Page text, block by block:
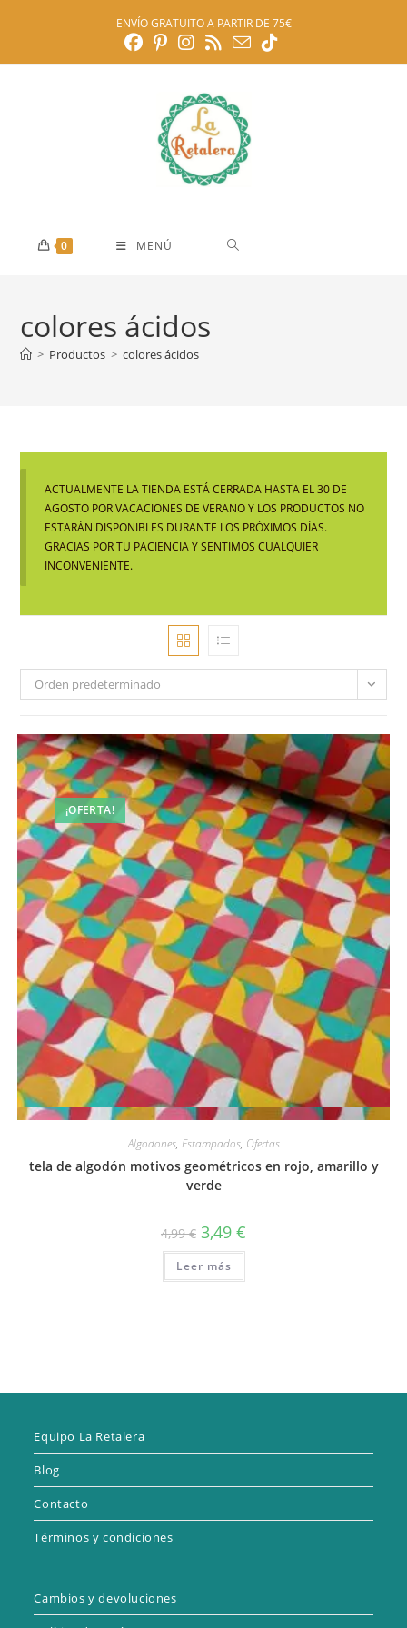
ENVÍO GRATUITO A PARTIR DE 75€
0 MENÚ
colores ácidos
> Productos > colores ácidos
ACTUALMENTE LA TIENDA ESTÁ CERRADA HASTA EL 30 DE
AGOSTO POR VACACIONES DE VERANO Y LOS PRODUCTOS NO
ESTARÁN DISPONIBLES DURANTE LOS PRÓXIMOS DÍAS.
GRACIAS POR TU PACIENCIA Y SENTIMOS CUALQUIER
INCONVENIENTE.
Orden predeterminado
¡OFERTA!
Vista rápida
Algodones, Estampados, Ofertas
tela de algodón motivos geométricos en rojo, amarillo y
verde
4,99€ El
precio
original
era:
4,99 €.
3,49 €
Leer más
Equipo La Retalera
Blog
Contacto
Términos y condiciones
Cambios y devoluciones